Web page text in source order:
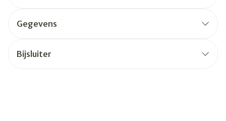
Gegevens
Bijsluiter